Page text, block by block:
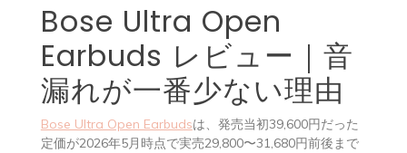
Bose Ultra Open
Earbuds レビュー｜音
漏れが一番少ない理由
Bose Ultra Open Earbudsは、発売当初39,600円だった
定価が2026年5月時点で実売29,800〜31,680円前後まで